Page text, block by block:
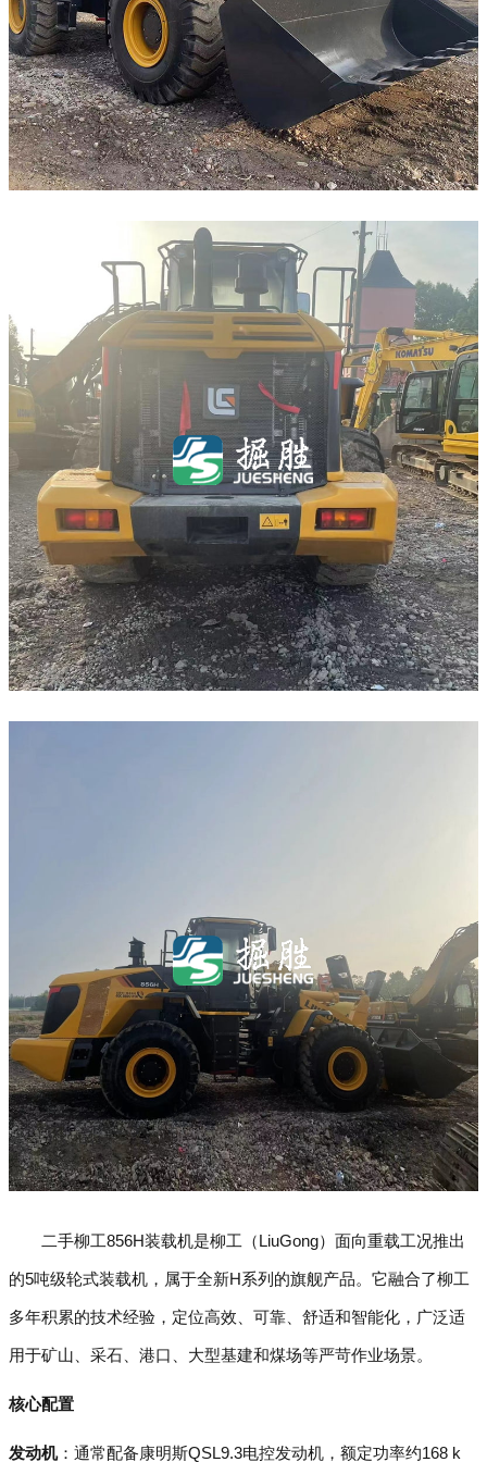
二手柳工856H装载机是柳工（LiuGong）面向重载工况推出
的5吨级轮式装载机，属于全新H系列的旗舰产品。它融合了柳工
多年积累的技术经验，定位高效、可靠、舒适和智能化，广泛适
用于矿山、采石、港口、大型基建和煤场等严苛作业场景。
核心配置
发动机：通常配备康明斯QSL9.3电控发动机，额定功率约168 k